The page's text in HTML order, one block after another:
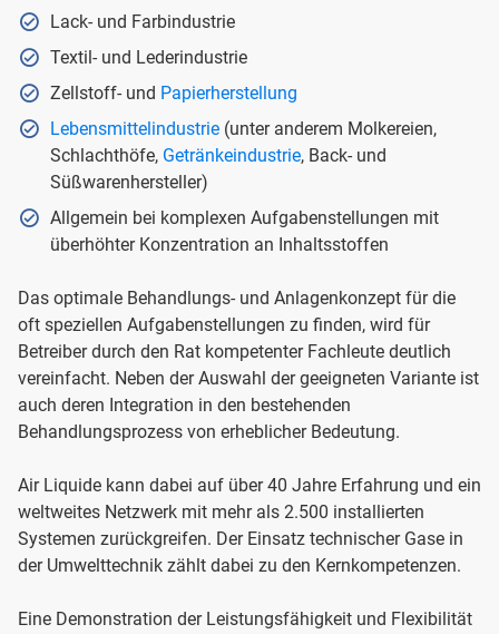
Lack- und Farbindustrie
Textil- und Lederindustrie
Zellstoff- und Papierherstellung
Lebensmittelindustrie (unter anderem Molkereien,
Schlachthöfe, Getränkeindustrie, Back- und
Süßwarenhersteller)
Allgemein bei komplexen Aufgabenstellungen mit
überhöhter Konzentration an Inhaltsstoffen
Das optimale Behandlungs- und Anlagenkonzept für die
oft speziellen Aufgabenstellungen zu finden, wird für
Betreiber durch den Rat kompetenter Fachleute deutlich
vereinfacht. Neben der Auswahl der geeigneten Variante ist
auch deren Integration in den bestehenden
Behandlungsprozess von erheblicher Bedeutung.
Air Liquide kann dabei auf über 40 Jahre Erfahrung und ein
weltweites Netzwerk mit mehr als 2.500 installierten
Systemen zurückgreifen. Der Einsatz technischer Gase in
der Umwelttechnik zählt dabei zu den Kernkompetenzen.
Eine Demonstration der Leistungsfähigkeit und Flexibilität